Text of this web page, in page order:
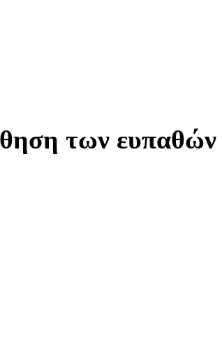
των ευπαθών